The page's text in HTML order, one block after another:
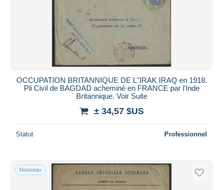
OCCUPATION BRITANNIQUE DE L"IRAK IRAQ en 1918.
Pli Civil de BAGDAD acheminé en FRANCE par l'Inde
Britannique. Voir Suite
± 34,57 $US
Statut Professionnel
Nouveau